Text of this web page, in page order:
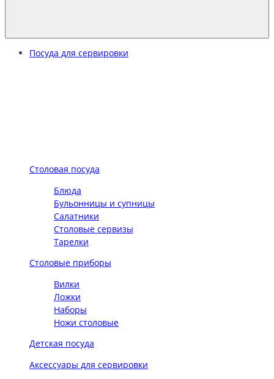
Посуда для сервировки
Столовая посуда
Блюда
Бульонницы и супницы
Салатники
Столовые сервизы
Тарелки
Столовые приборы
Вилки
Ложки
Наборы
Ножи столовые
Детская посуда
Аксессуары для сервировки